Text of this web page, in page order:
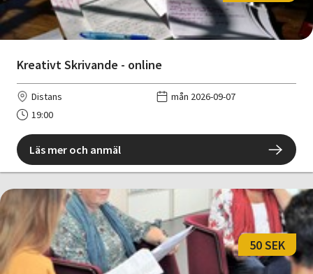
Kreativt Skrivande - online
Distans
mån 2026-09-07
19:00
Läs mer och anmäl
50 SEK